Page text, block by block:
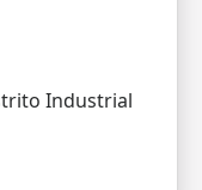
Industrial